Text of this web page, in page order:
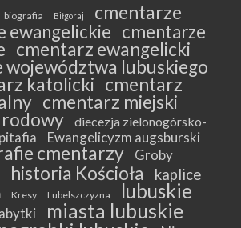
biografia Biłgoraj
cmentarze
ewangelickie cmentarze
cmentarz ewangelicki
województwa lubuskiego
katolicki cmentarz
cmentarz miejski
diecezja zielonogórsko-
Ewangelicyzm augsburski
cmentarzy Groby
historia Kościoła kaplice
Kresy Lubelszczyzna lubuskie
miasta lubuskie